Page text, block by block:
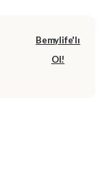
Bemylife'lı
Ol!